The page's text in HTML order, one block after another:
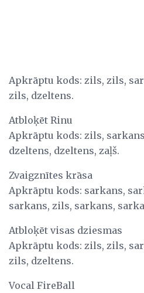
Apkrāptu kods: zils, zils,
zils, dzeltens.
Atbloķēt Rinu
Apkrāptu kods: zils,
dzeltens, dzeltens, zaļš.
Zvaigznītes krāsa
Apkrāptu kods: sarkans,
sarkans, zils, sarkans,
Atbloķēt visas dziesmas
Apkrāptu kods: zils, zils,
zils, dzeltens.
Vocal FireBall